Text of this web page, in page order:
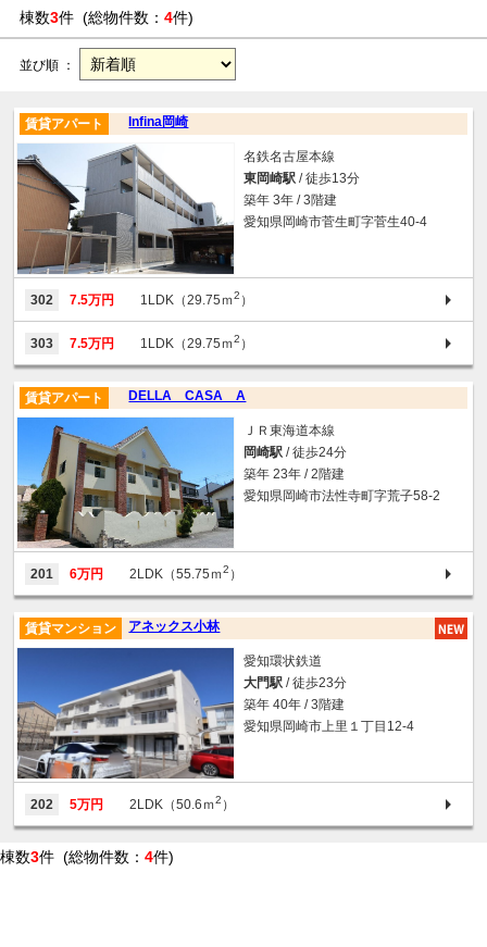
棟数3件 (総物件数： 4件)
並び順 ：
Infina岡崎
賃貸アパート
名鉄名古屋本線
東岡崎駅 / 徒歩13分
築年 3年 / 3階建
愛知県岡崎市菅生町字菅生40-4
302 7.5万円 1LDK（29.75ｍ2 ）
303 7.5万円 1LDK（29.75ｍ2 ）
DELLA CASA A
賃貸アパート
ＪＲ東海道本線
岡崎駅 / 徒歩24分
築年 23年 / 2階建
愛知県岡崎市法性寺町字荒子58-2
201 6万円 2LDK（55.75ｍ2 ）
アネックス小林
賃貸マンション
愛知環状鉄道
大門駅 / 徒歩23分
築年 40年 / 3階建
愛知県岡崎市上里１丁目12-4
202 5万円 2LDK（50.6ｍ2 ）
棟数3件 (総物件数： 4件)